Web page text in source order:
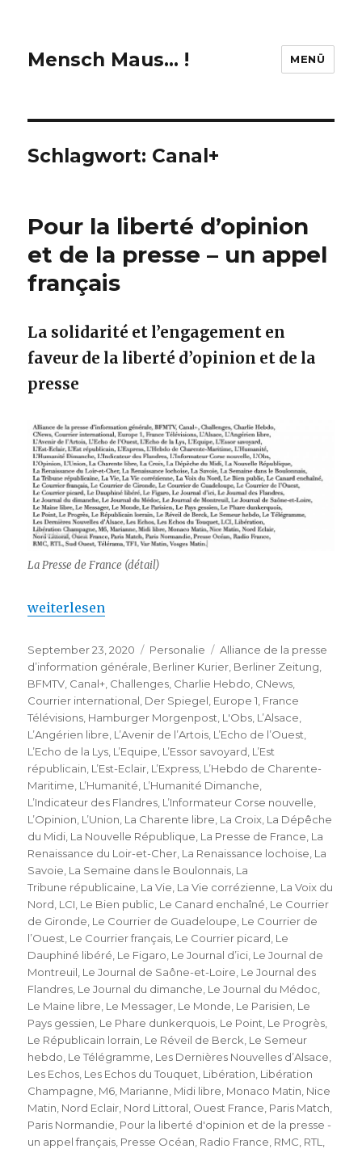
Mensch Maus… ! MENÜ
Schlagwort: Canal+
Pour la liberté d’opinion
et de la presse – un appel
français
La solidarité et l’engagement en
faveur de la liberté d’opinion et de la
presse
La Presse de France (détail)
„Pour la liberté d’opinion et de la presse – un
weiterlesen
Veröffentlicht
am
September 23, 2020 Kategorien
Personalie Schlagwörter
Alliance de la presse
d’information générale, Berliner Kurier, Berliner Zeitung,
BFMTV, Canal+, Challenges, Charlie Hebdo, CNews,
Courrier international, Der Spiegel, Europe 1, France
Télévisions, Hamburger Morgenpost, L'Obs, L’Alsace,
L’Angérien libre, L’Avenir de l’Artois, L’Echo de l’Ouest,
L’Echo de la Lys, L’Equipe, L’Essor savoyard, L’Est
républicain, L’Est-Eclair, L’Express, L’Hebdo de Charente-
Maritime, L’Humanité, L’Humanité Dimanche,
L’Indicateur des Flandres, L’Informateur Corse nouvelle,
L’Opinion, L’Union, La Charente libre, La Croix, La Dépêche
du Midi, La Nouvelle République, La Presse de France, La
Renaissance du Loir-et-Cher, La Renaissance lochoise, La
Savoie, La Semaine dans le Boulonnais, La
Tribune républicaine, La Vie, La Vie corrézienne, La Voix du
Nord, LCI, Le Bien public, Le Canard enchaîné, Le Courrier
de Gironde, Le Courrier de Guadeloupe, Le Courrier de
l’Ouest, Le Courrier français, Le Courrier picard, Le
Dauphiné libéré, Le Figaro, Le Journal d’ici, Le Journal de
Montreuil, Le Journal de Saône-et-Loire, Le Journal des
Flandres, Le Journal du dimanche, Le Journal du Médoc,
Le Maine libre, Le Messager, Le Monde, Le Parisien, Le
Pays gessien, Le Phare dunkerquois, Le Point, Le Progrès,
Le Républicain lorrain, Le Réveil de Berck, Le Semeur
hebdo, Le Télégramme, Les Dernières Nouvelles d’Alsace,
Les Echos, Les Echos du Touquet, Libération, Libération
Champagne, M6, Marianne, Midi libre, Monaco Matin, Nice
Matin, Nord Eclair, Nord Littoral, Ouest France, Paris Match,
Paris Normandie, Pour la liberté d'opinion et de la presse -
un appel français, Presse Océan, Radio France, RMC, RTL,